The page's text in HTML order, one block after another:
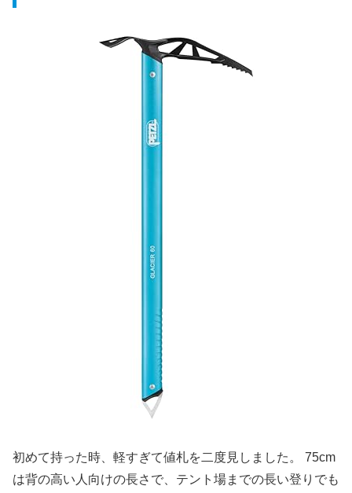
初めて持った時、軽すぎて値札を二度見しました。 75cm
は背の高い人向けの長さで、テント場までの長い登りでも